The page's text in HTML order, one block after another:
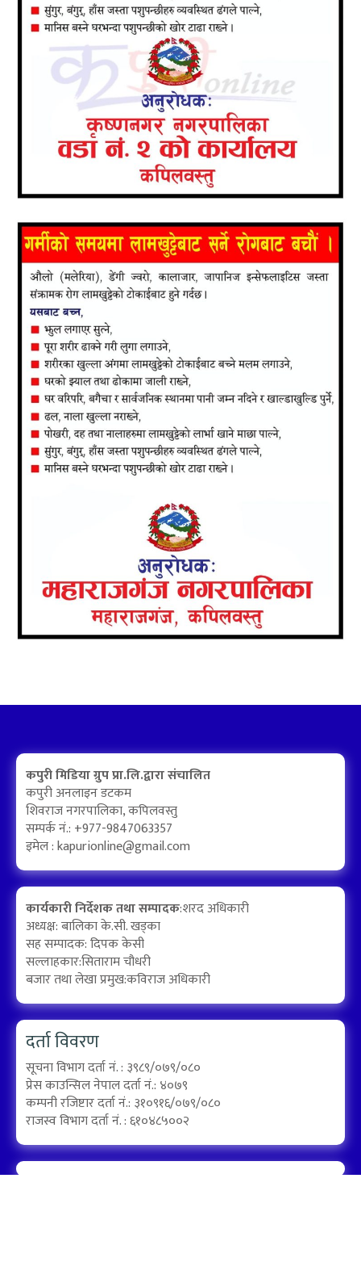
कपुरी मिडिया ग्रुप प्रा.लि.द्वारा संचालित
कपुरी अनलाइन डटकम
शिवराज नगरपालिका, कपिलवस्तु
सम्पर्क नं.: +977-9847063357
इमेल :kapurionline@gmail.com
कार्यकारी निर्देशक तथा सम्पादक:शरद अधिकारी
अध्यक्ष: बालिका के.सी. खड्का
सह सम्पादक: दिपक केसी
सल्लाहकार:सिताराम चौधरी
बजार तथा लेखा प्रमुख:कविराज अधिकारी
दर्ता विवरण
सूचना विभाग दर्ता नं. : ३९८९/०७९/०८०
प्रेस काउन्सिल नेपाल दर्ता नं.: ४०७९
कम्पनी रजिष्टार दर्ता नं.: ३१०९१६/०७९/०८०
राजस्व विभाग दर्ता नं. : ६१०४८५००२